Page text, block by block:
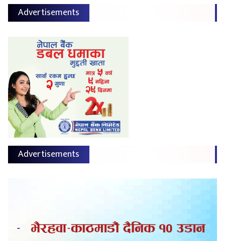
Advertisements
Advertisements